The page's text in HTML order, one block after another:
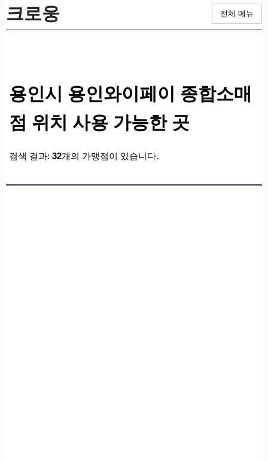
크로웅 전체 메뉴
용인시 용인와이페이 종합소매
점 위치 사용 가능한 곳
검색 결과: 32개의 가맹점이 있습니다.